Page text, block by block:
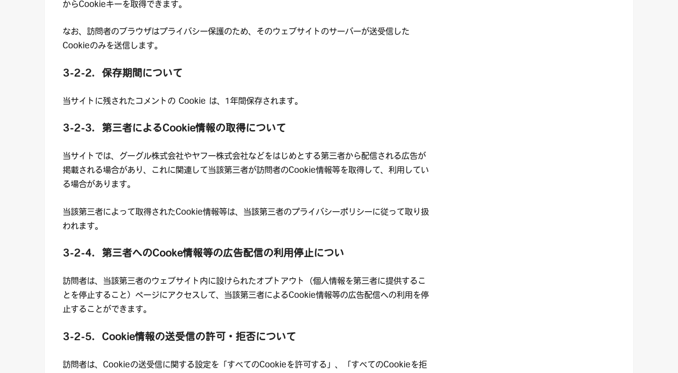
からCookieキーを取得できます。
なお、訪問者のブラウザはプライバシー保護のため、そのウェブサイトのサーバーが送受信した
Cookieのみを送信します。
3-2-2．保存期間について
当サイトに残されたコメントの Cookie は、1年間保存されます。
3-2-3．第三者によるCookie情報の取得について
当サイトでは、グーグル株式会社やヤフー株式会社などをはじめとする第三者から配信される広告が
掲載される場合があり、これに関連して当該第三者が訪問者のCookie情報等を取得して、利用してい
る場合があります。
当該第三者によって取得されたCookie情報等は、当該第三者のプライバシーポリシーに従って取り扱
われます。
3-2-4．第三者へのCooke情報等の広告配信の利用停止につい
訪問者は、当該第三者のウェブサイト内に設けられたオプトアウト（個人情報を第三者に提供するこ
とを停止すること）ページにアクセスして、当該第三者によるCookie情報等の広告配信への利用を停
止することができます。
3-2-5．Cookie情報の送受信の許可・拒否について
訪問者は、Cookieの送受信に関する設定を「すべてのCookieを許可する」、「すべてのCookieを拒